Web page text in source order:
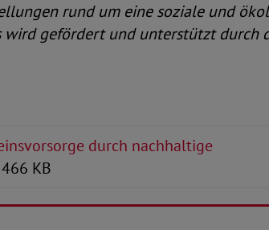
rund um eine soziale und
wird gefördert und unterstützt durch
durch nachhaltige
KB